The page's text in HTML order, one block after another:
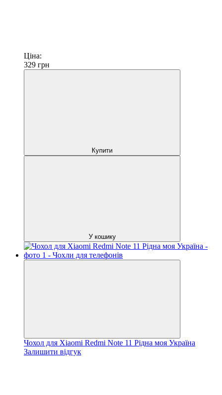
Ціна:
329 грн
Купити
У кошику
Чохол для Xiaomi Redmi Note 11 Рідна моя Україна
Залишити відгук